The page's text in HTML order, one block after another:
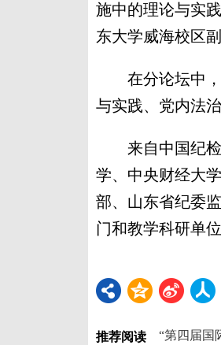
施中的理论与实
东大学威海校区
在分论坛中，
与实践、党内法
来自中国纪检
学、中央财经大
部、山东省纪委
门和教学科研单
推荐阅读
“第四届国